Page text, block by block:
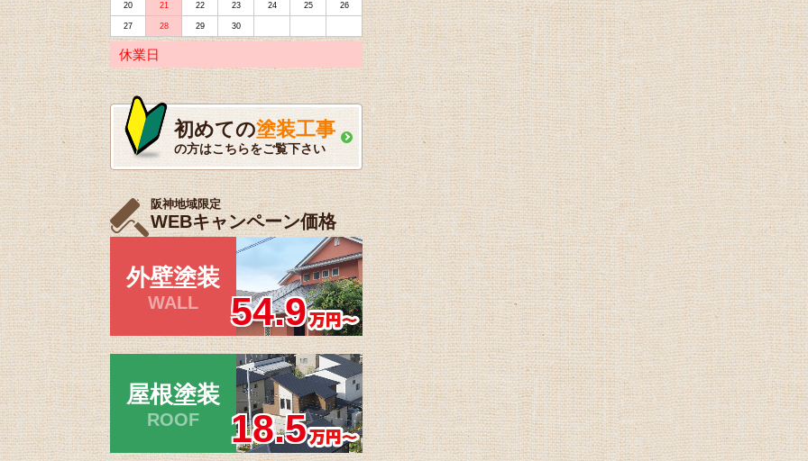
20 21 22 23 24 25 26
27 28 29 30
休業日
初めての塗装工事
の方はこちらをご覧下さい
阪神地域限定
WEBキャンペーン価格
外壁塗装
WALL 54.9
屋根塗装
ROOF 18.5